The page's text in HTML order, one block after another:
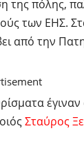
της πόλης,
των ΕΗΣ.
από την
Σταύρος